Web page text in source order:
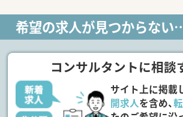
希望の求人が見つからな
コンサルタントに相談
サイト上に掲載
開求人を含め、